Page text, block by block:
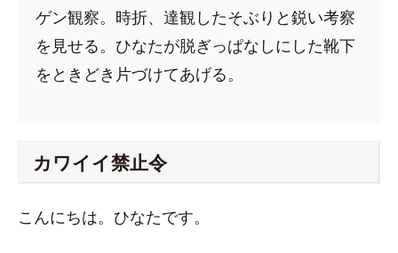
ゲン観察。時折、達観したそぶりと鋭い考察
を見せる。ひなたが脱ぎっぱなしにした靴下
をときどき片づけてあげる。
カワイイ禁止令
こんにちは。ひなたです。